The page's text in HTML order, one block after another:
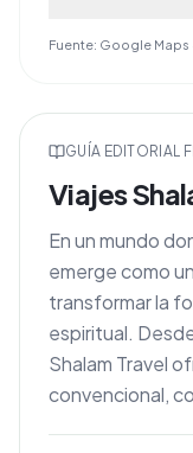
Fuente: Google
GUÍA EDITORIAL
Viajes
En un mundo
emerge como
transformar la
espiritual.
Shalam Travel
convencional,